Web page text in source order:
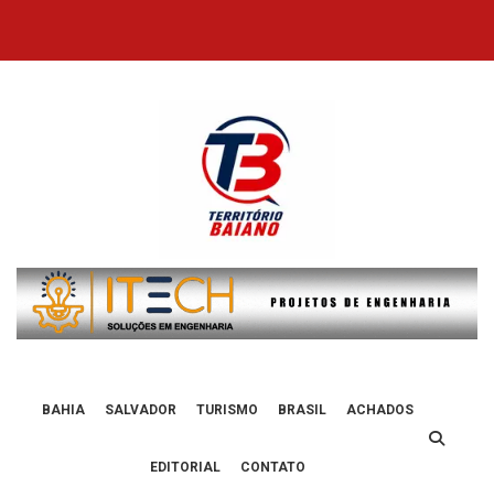
content
BAHIA SALVADOR TURISMO BRASIL ACHADOS
EDITORIAL CONTATO